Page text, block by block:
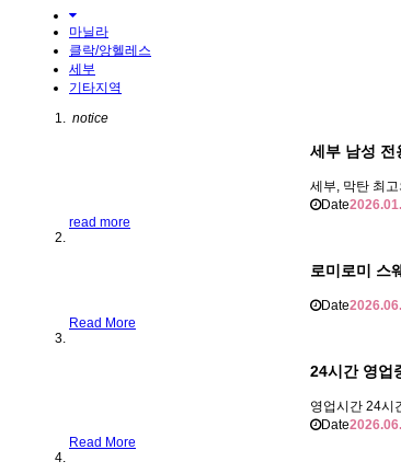
마닐라
클락/앙헬레스
세부
기타지역
notice
세부 남성 전
세부, 막탄 최
Date
read more
로미로미 스
Date
Read More
24시간 영업
영업시간 24시
Date
Read More